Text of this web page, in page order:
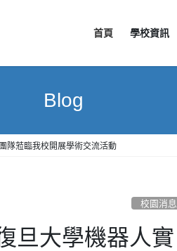
首頁 學校資訊
Blog
隊蒞臨我校開展學術交流活動
校園消息
旦大學機器人實